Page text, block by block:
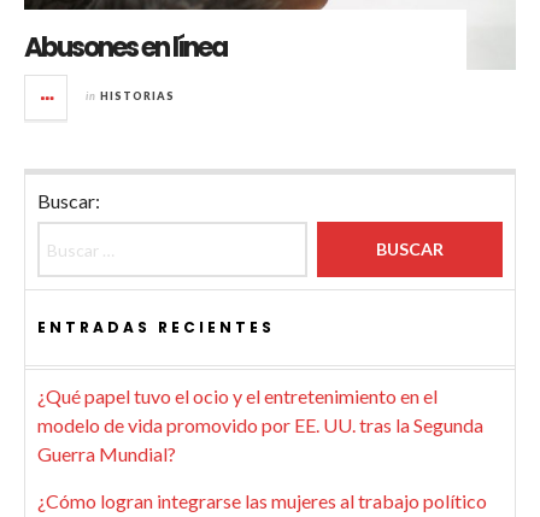
Abusones en línea
in HISTORIAS
Buscar:
ENTRADAS RECIENTES
¿Qué papel tuvo el ocio y el entretenimiento en el
modelo de vida promovido por EE. UU. tras la Segunda
Guerra Mundial?
¿Cómo logran integrarse las mujeres al trabajo político